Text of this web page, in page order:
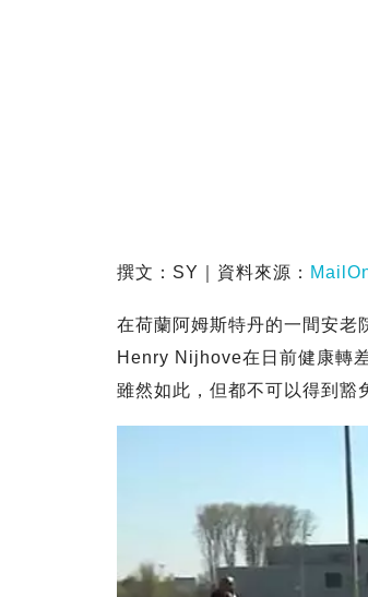
撰文：SY｜資料來源：
在荷蘭阿姆斯特丹的一間安老
Henry Nijhove在日前健康轉
雖然如此，但都不可以得到豁